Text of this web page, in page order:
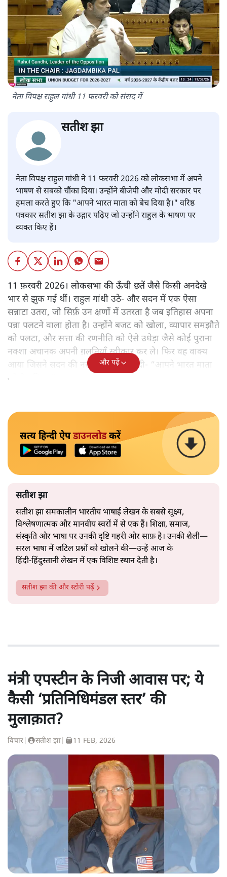
नेता विपक्ष राहुल गांधी 11 फरवरी को संसद में
सतीश झा
नेता विपक्ष राहुल गांधी ने 11 फरवरी 2026 को लोकसभा में अपने
भाषण से सबको चौंका दिया। उन्होंने बीजेपी और मोदी सरकार पर
हमला करते हुए कि "आपने भारत माता को बेच दिया है।" वरिष्ठ
पत्रकार सतीश झा के उद्गार पढ़िए जो उन्होंने राहुल के भाषण पर
व्यक्त किए हैं।
11 फ़रवरी 2026। लोकसभा की ऊँची छतें जैसे किसी अनदेखे
भार से झुक गई थीं। राहुल गांधी उठे- और सदन में एक ऐसा
सन्नाटा उतरा, जो सिर्फ़ उन क्षणों में उतरता है जब इतिहास अपना
पन्ना पलटने वाला होता है। उन्होंने बजट को खोला, व्यापार समझौते
को पलटा, और सत्ता की रणनीति को ऐसे उधेड़ा जैसे कोई पुराना
नक्शा अचानक अपनी ग़लतियाँ स्वीकार कर ले। फिर वह वाक्य
आया जिसने सदन की नसों में बर्फ़ उतार दी- “आपने भारत माता
को बेच दिया।”
और पढ़ें
सत्य हिन्दी ऐपडाउनलोडकरें
सतीश झा
सतीश झा समकालीन भारतीय भाषाई लेखन के सबसे सूक्ष्म,
विश्लेषणात्मक और मानवीय स्वरों में से एक हैं। शिक्षा, समाज,
संस्कृति और भाषा पर उनकी दृष्टि गहरी और साफ़ है। उनकी शैली—
सरल भाषा में जटिल प्रश्नों को खोलने की—उन्हें आज के
हिंदी‑हिंदुस्तानी लेखन में एक विशिष्ट स्थान देती है।
सतीश झा की और स्टोरी पढ़ें
मंत्री एपस्टीन के निजी आवास पर; ये
कैसी ‘प्रतिनिधिमंडल स्तर’ की
मुलाक़ात?
विचार सतीश झा 11 FEB, 2026